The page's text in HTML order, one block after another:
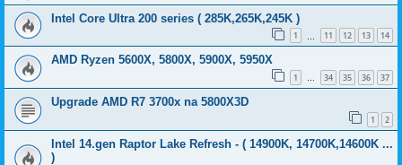
Intel Core Ultra 200 series ( 285K,265K,245K )
1 11 12 13 14
AMD Ryzen 5600X, 5800X, 5900X, 5950X
1 … 34 35 36 37
Upgrade AMD R7 3700x na 5800X3D
1 2
Intel 14.gen Raptor Lake Refresh - ( 14900K, 14700K,14600K ...
)